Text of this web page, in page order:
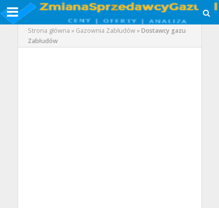
Strona główna » Gazownia Zabłudów»Dostawcy gazu
Zabłudów